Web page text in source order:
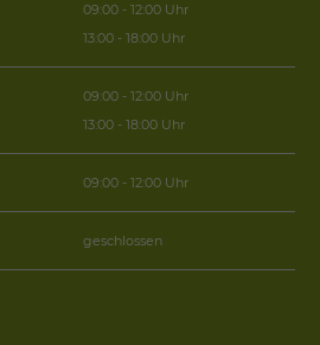
09:00 - 12:00 Uhr
13:00 - 18:00 Uhr
09:00 - 12:00 Uhr
13:00 - 18:00 Uhr
09:00 - 12:00 Uhr
geschlossen